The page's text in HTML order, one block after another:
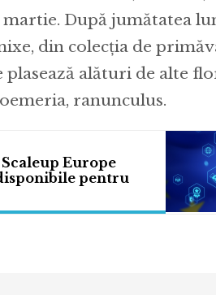
martie. După jumătatea
din colecția de
plasează alături de alte
ranunculus.
Europe
pentru